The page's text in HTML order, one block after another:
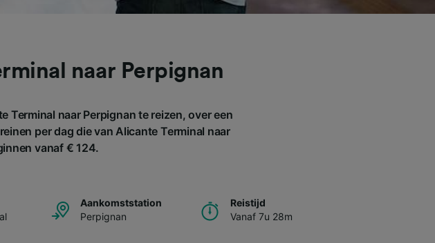
naar Perpignan
Terminal naar Perpignan te reizen, over een
per dag die van Alicante Terminal naar
vanaf € 124.
Aankomststation
Perpignan
Reistijd
Vanaf 7u 28m